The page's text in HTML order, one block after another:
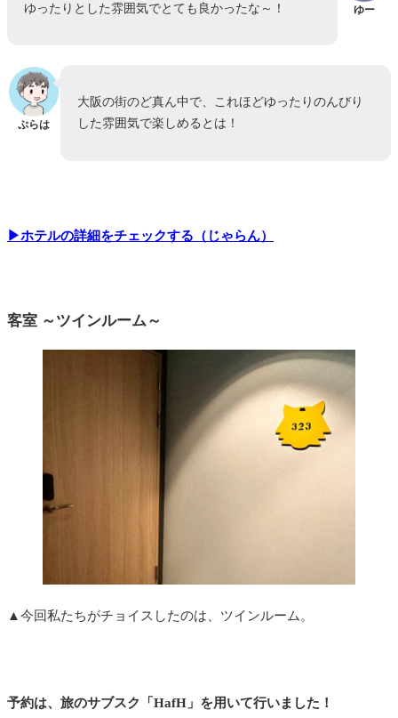
ゆー
ゆったりとした雰囲気でとても良かったな～！
ぷらは
大阪の街のど真ん中で、これほどゆったりのんびり
した雰囲気で楽しめるとは！
▶ホテルの詳細をチェックする（じゃらん）
客室 ～ツインルーム～
▲今回私たちがチョイスしたのは、ツインルーム。
予約は、旅のサブスク「HafH」を用いて行いました！